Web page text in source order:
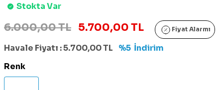
Stokta Var
6.000,00 TL 5.700,00 TL Fiyat Alarmı
Havale Fiyatı :5.700,00TL %5 İndirim
Renk